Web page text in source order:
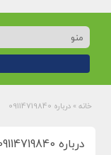
خانه » درباره 09114719840
درباره 09114719840